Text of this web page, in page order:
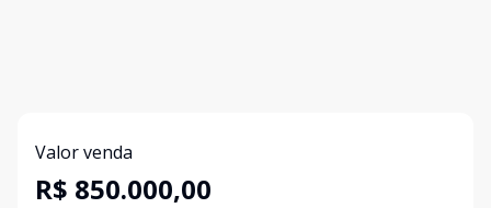
Valor venda
R$ 850.000,00